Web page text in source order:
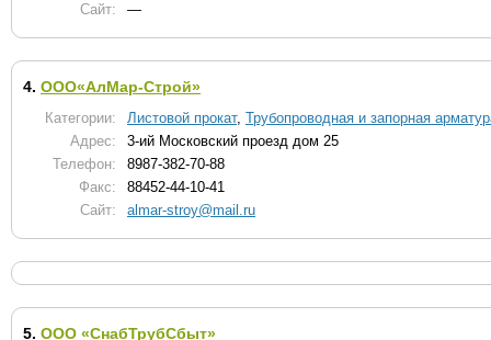
Сайт:
—
4. ООО«АлМар-Строй»
Категории: Листовой прокат, Трубопроводная и запорная
Адрес:
3-ий Московский проезд дом 25
Телефон:
8987-382-70-88
Факс:
88452-44-10-41
Сайт:
almar-stroy@mail.ru
5. ООО «СнабТрубСбыт»